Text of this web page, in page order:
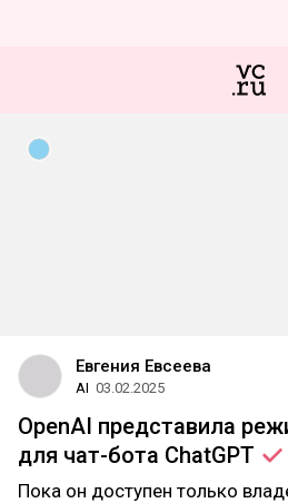
Евгения Евсеева
AI 03.02.2025
OpenAI представила
для чат-бота ChatGPT
Пока он доступен только